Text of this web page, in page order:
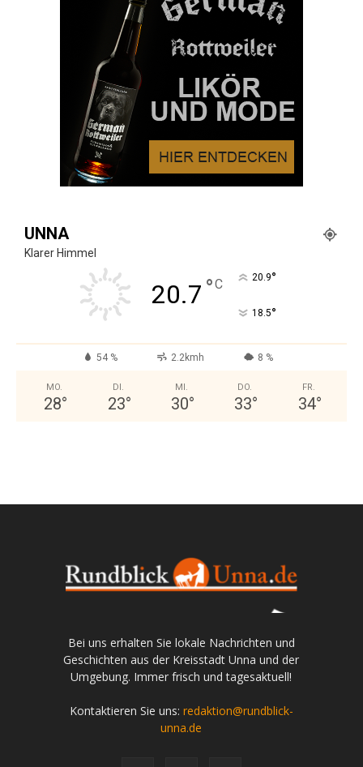
UNNA
Klarer Himmel
20.7 °C 20.9°
18.5°
54 % 2.2kmh 8 %
MO.
28°
DI.
23°
MI.
30°
DO.
33°
FR.
34°
Bei uns erhalten Sie lokale Nachrichten und
Geschichten aus der Kreisstadt Unna und der
Umgebung. Immer frisch und tagesaktuell!
Kontaktieren Sie uns: redaktion@rundblick-
unna.de